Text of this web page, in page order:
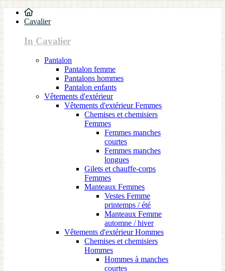
Cavalier
In Cavalier
Pantalon
Pantalon femme
Pantalons hommes
Pantalon enfants
Vêtements d'extérieur
Vêtements d'extérieur Femmes
Chemises et chemisiers
Femmes
Femmes manches
courtes
Femmes manches
longues
Gilets et chauffe-corps
Femmes
Manteaux Femmes
Vestes Femme
printemps / été
Manteaux Femme
automne / hiver
Vêtements d'extérieur Hommes
Chemises et chemisiers
Hommes
Hommes à manches
courtes